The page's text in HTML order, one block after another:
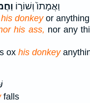
וַאֲמָתוֹ֙ וְשׁוֹר֣וֹ
donkeyor anything
his ass, nor any
ox his donkey
falls